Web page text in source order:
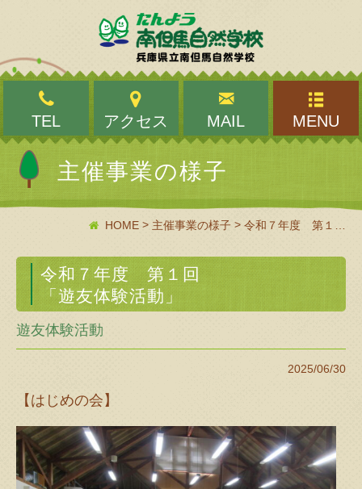
TEL アクセス MAIL MENU
主催事業の様子
HOME> 主催事業の様子> 令和７年度 第１回「遊友体験活動」
令和７年度 第１回
「遊友体験活動」
遊友体験活動
2025/06/30
【はじめの会】